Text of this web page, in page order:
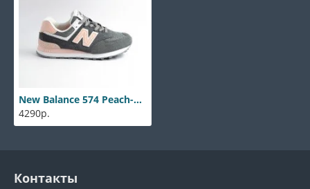
New Balance 574 Peach-Grey
4290р.
Контакты